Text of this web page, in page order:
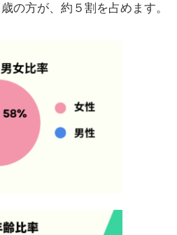
の方が、約５割を占めます。